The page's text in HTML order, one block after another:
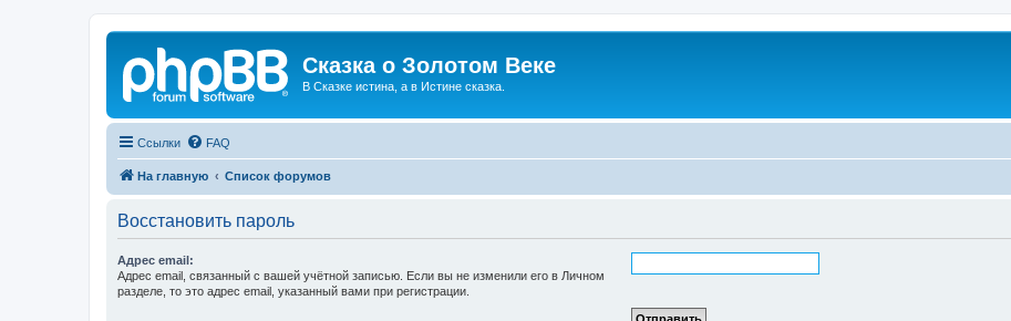
Сказка о Золотом Веке
В Сказке истина, а в Истине сказка.
Ссылки FAQ
На главную Список форумов
Восстановить пароль
Адрес email:
Адрес email, связанный с вашей учётной записью. Если вы не изменили его в Личном
разделе, то это адрес email, указанный вами при регистрации.